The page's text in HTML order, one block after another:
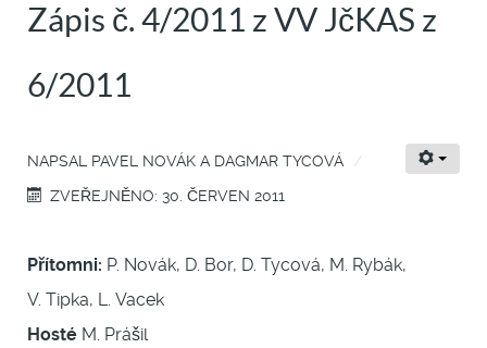
Zápis č. 4/2011 z VV JčKAS z
6/2011
NAPSAL PAVEL NOVÁK A DAGMAR TYCOVÁ
ZVEŘEJNĚNO: 30. ČERVEN 2011
Přítomni: P. Novák, D. Bor, D. Tycová, M. Rybák,
V. Tipka, L. Vacek
Hosté M. Prášil